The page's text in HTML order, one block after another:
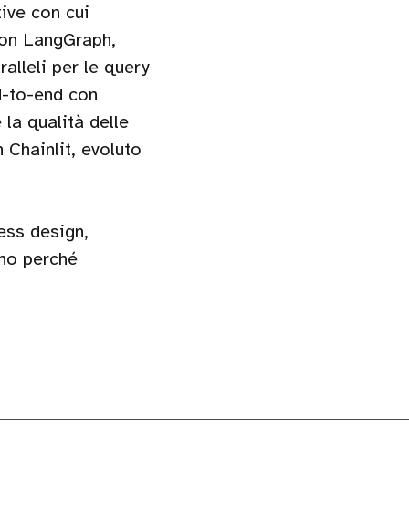
con cui
LangGraph,
per le query
to-end con
la qualità delle
Chainlit, evoluto
design,
perché